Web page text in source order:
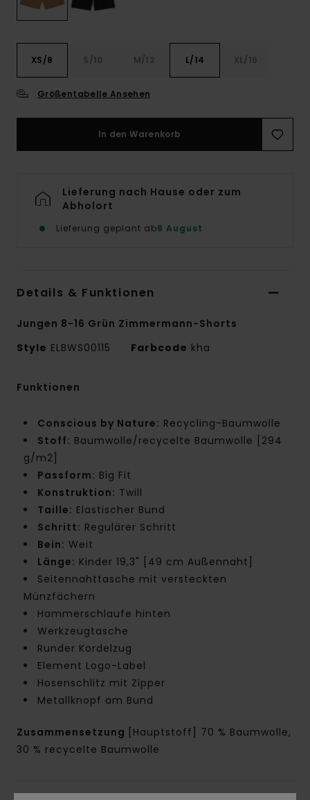
XS/8 S/10 M/12 L/14 XL/16
Größentabelle Ansehen
In den Warenkorb
Lieferung nach Hause oder zum
Abholort
Lieferung geplant ab8 August
Details & Funktionen
Jungen 8-16 Grün Zimmermann-Shorts
Style ELBWS00115 Farbcode kha
Funktionen
Conscious by Nature: Recycling-Baumwolle
Stoff: Baumwolle/recycelte Baumwolle [294
g/m2]
Passform: Big Fit
Konstruktion: Twill
Taille: Elastischer Bund
Schritt: Regulärer Schritt
Bein: Weit
Länge: Kinder 19,3" [49 cm Außennaht]
Seitennahttasche mit versteckten
Münzfächern
Hammerschlaufe hinten
Werkzeugtasche
Runder Kordelzug
Element Logo-Label
Hosenschlitz mit Zipper
Metallknopf am Bund
Zusammensetzung
[Hauptstoff] 70 % Baumwolle,
30 % recycelte Baumwolle